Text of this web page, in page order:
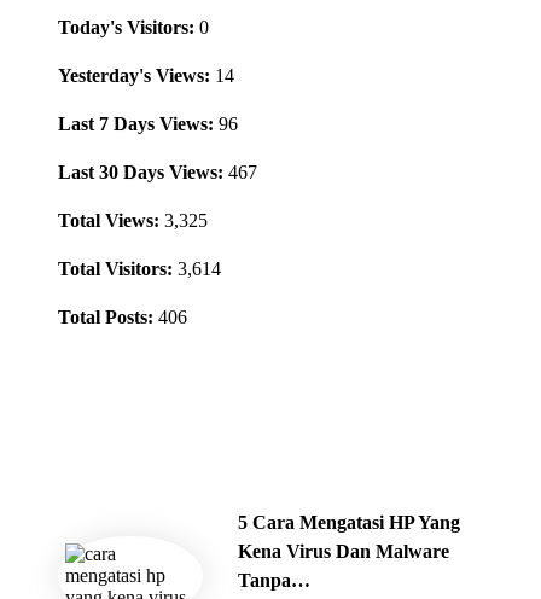
Today's Visitors: 0
Yesterday's Views: 14
Last 7 Days Views: 96
Last 30 Days Views: 467
Total Views: 3,325
Total Visitors: 3,614
Total Posts: 406
5 Cara Mengatasi HP Yang
Kena Virus Dan Malware
Tanpa…